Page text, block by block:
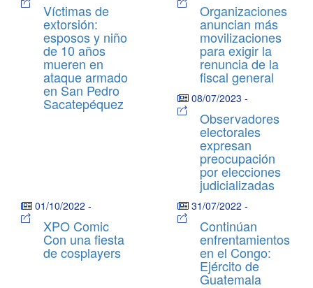
Víctimas de
extorsión:
esposos y niño
de 10 años
mueren en
ataque armado
en San Pedro
Sacatepéquez
Organizaciones
anuncian más
movilizaciones
para exigir la
renuncia de la
fiscal general
08/07/2023 -
Observadores
electorales
expresan
preocupación
por elecciones
judicializadas
01/10/2022 -
XPO Comic
Con una fiesta
de cosplayers
31/07/2022 -
Continúan
enfrentamientos
en el Congo:
Ejército de
Guatemala